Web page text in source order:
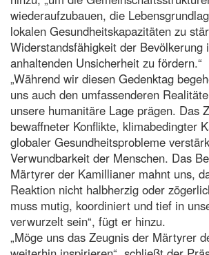
wiederaufzubauen, die
lokalen Gesundheitskapazitäten zu
Widerstandsfähigkeit der Bevölkerung
anhaltenden Unsicherheit zu fördern.“
„Während wir diesen Gedenktag
uns auch den umfassenderen
unsere humanitäre Lage prägen. Das
bewaffneter Konflikte, klimabedingter
globaler Gesundheitsprobleme
Verwundbarkeit der Menschen. Das
Märtyrer der Kamillianer mahnt uns,
Reaktion nicht halbherzig oder
muss mutig, koordiniert und tief in
verwurzelt sein“, fügt er hinzu.
„Möge uns das Zeugnis der Märtyrer